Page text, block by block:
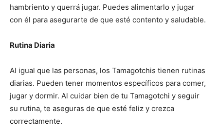
hambriento y querrá jugar. Puedes alimentarlo y jugar
con él para asegurarte de que esté contento y saludable.
Rutina Diaria
Al igual que las personas, los Tamagotchis tienen rutinas
diarias. Pueden tener momentos específicos para comer,
jugar y dormir. Al cuidar bien de tu Tamagotchi y seguir
su rutina, te aseguras de que esté feliz y crezca
correctamente.